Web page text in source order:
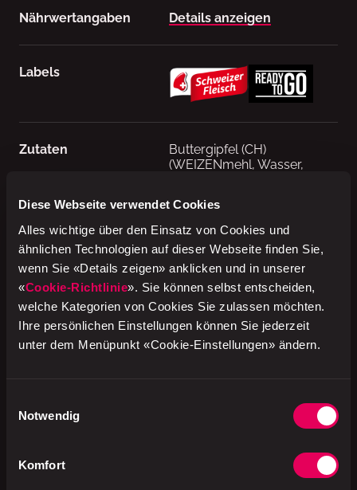
Diese Webseite verwendet Cookies
Alles wichtige über den Einsatz von Cookies und
ähnlichen Technologien auf dieser Webseite finden Sie,
wenn Sie «Details zeigen» anklicken und in unserer
«Cookie-Richtlinie». Sie können selbst entscheiden,
welche Kategorien von Cookies Sie zulassen möchten.
Ihre persönlichen Einstellungen können Sie jederzeit
unter dem Menüpunkt «Cookie-Einstellungen» ändern.
Notwendig
Komfort
Nährwertangaben Details anzeigen
Labels
Zutaten
Buttergipfel (CH)
(WEIZENmehl, Wasser,
WEIZENstärke, Kochsalz
jodiert, MOLKENpulver,
GERSTENmalzmehl,
WEIZENquellmehl, Glucose,
Mehlbehandlungsmittel:
E300), Rindfleischerzeugnis
19% (Rindfleisch [CH],
Kochsalz jodiert, Zucker,
Dextrose, Maltodextrin,
Kräuter), Salatmayonnaise
Wasser, EIGELB*, Tafelessig,
Kochsalz jodiert, Zucker,